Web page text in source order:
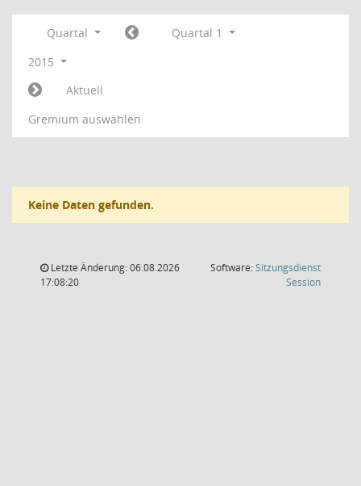
Quartal
Quartal 1
2015
Aktuell
Gremium auswählen
Keine Daten gefunden.
Letzte Änderung: 06.08.2026
17:08:20
Software:Sitzungsdienst
Session(Wird in